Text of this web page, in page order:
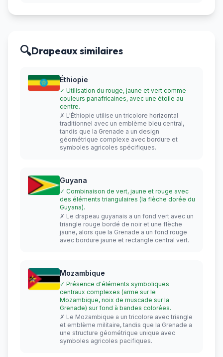
🔍Drapeaux similaires
Éthiopie
✓ Utilisation du rouge, jaune et vert comme
couleurs panafricaines, avec une étoile au
centre.
✗ L'Éthiopie utilise un tricolore horizontal
traditionnel avec un emblème bleu central,
tandis que la Grenade a un design
géométrique complexe avec bordure et
symboles agricoles spécifiques.
Guyana
✓ Combinaison de vert, jaune et rouge avec
des éléments triangulaires (la flèche dorée du
Guyana).
✗ Le drapeau guyanais a un fond vert avec un
triangle rouge bordé de noir et une flèche
jaune, alors que la Grenade a un fond rouge
avec bordure jaune et rectangle central vert.
Mozambique
✓ Présence d'éléments symboliques
centraux complexes (arme sur le
Mozambique, noix de muscade sur la
Grenade) sur fond à bandes colorées.
✗ Le Mozambique a un tricolore avec triangle
et emblème militaire, tandis que la Grenade a
une structure géométrique unique avec
symboles agricoles pacifiques.